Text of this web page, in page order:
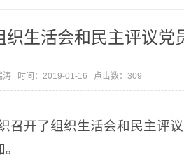
生活会和民主评议党
涛 时间：2019-01-16 点击数： 309
召开了组织生活会和民主评